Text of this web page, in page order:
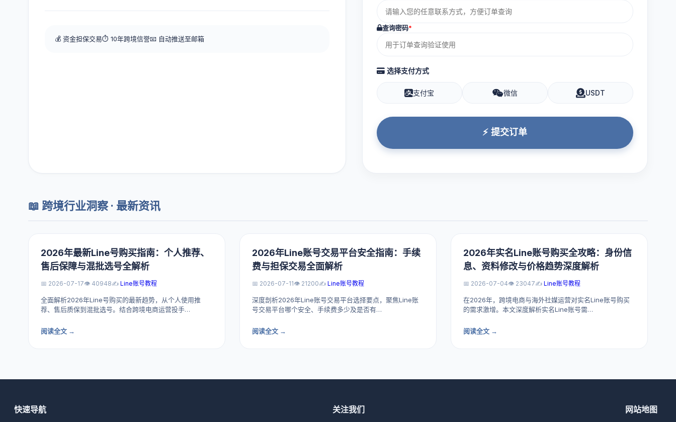
💰 资金担保交易⏱️ 10年跨境信誉📧 自动推送至邮箱
查询密码*
选择支付方式
支付宝 微信 USDT
⚡ 提交订单
📖 跨境行业洞察 · 最新资讯
2026年最新Line号购买指南：个人推荐、
售后保障与混批选号全解析
📅 2026-07-17👁️ 40948✍️ Line账号教程
全面解析2026年Line号购买的最新趋势，从个人使用推
荐、售后质保到混批选号。结合跨境电商运营投手…
阅读全文 →
2026年Line账号交易平台安全指南：手续
费与担保交易全面解析
📅 2026-07-11👁️ 21200✍️ Line账号教程
深度剖析2026年Line账号交易平台选择要点，聚焦Line账
号交易平台哪个安全、手续费多少及是否有…
阅读全文 →
2026年实名Line账号购买全攻略：身份信
息、资料修改与价格趋势深度解析
📅 2026-07-04👁️ 23047✍️ Line账号教程
在2026年，跨境电商与海外社媒运营对实名Line账号购买
的需求激增。本文深度解析实名Line账号需…
阅读全文 →
快速导航 关注我们 网站地图